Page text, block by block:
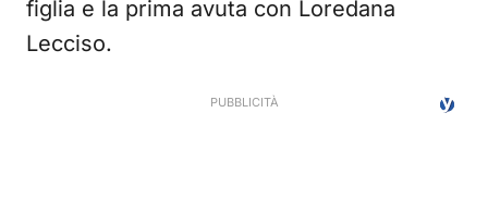
figlia e la prima avuta con Loredana
Lecciso.